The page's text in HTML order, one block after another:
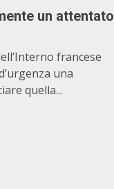
un attentato
francese
una
quella...